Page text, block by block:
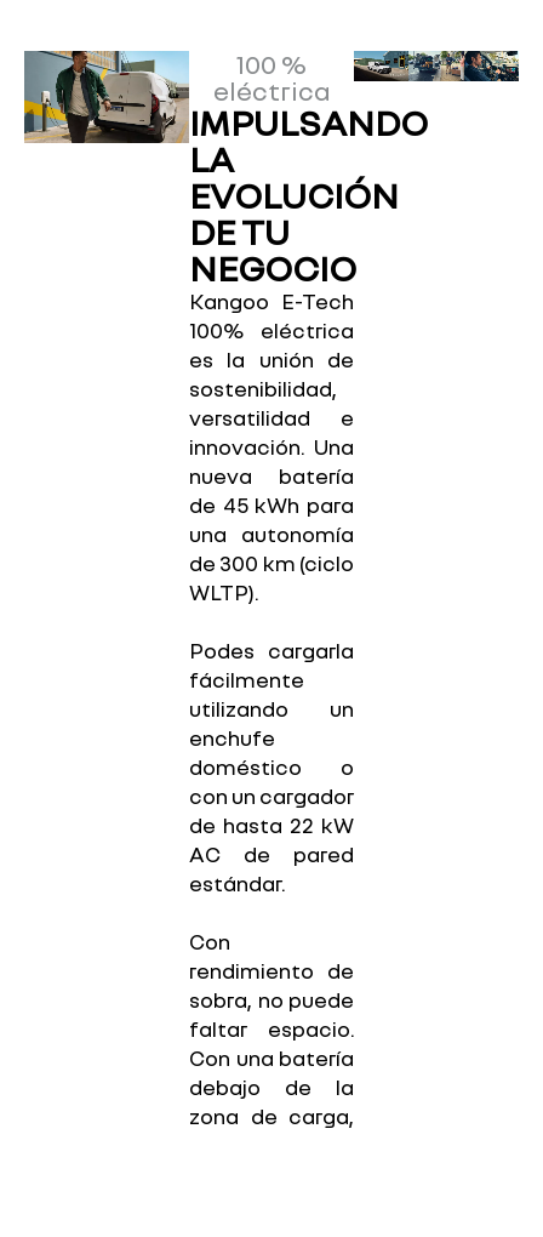
100 %
eléctrica
IMPULSANDO
LA
EVOLUCIÓN
DE TU
NEGOCIO
Kangoo E-Tech
100% eléctrica
es la unión de
sostenibilidad,
versatilidad e
innovación. Una
nueva batería
de 45 kWh para
una autonomía
de 300 km (ciclo
WLTP).
Podes cargarla
fácilmente
utilizando un
enchufe
doméstico o
con un cargador
de hasta 22 kW
AC de pared
estándar.
Con
rendimiento de
sobra, no puede
faltar espacio.
Con una batería
debajo de la
zona de carga,